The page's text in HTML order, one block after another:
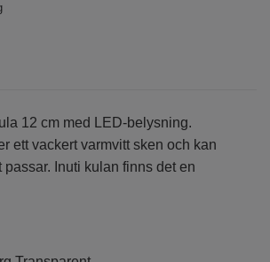
12 cm med LED-belysning.
ett vackert varmvitt sken och kan
passar. Inuti kulan finns det en